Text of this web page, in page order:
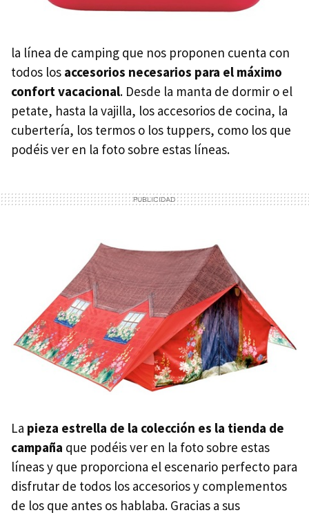
la línea de camping que nos proponen cuenta con
todos los accesorios necesarios para el máximo
confort vacacional. Desde la manta de dormir o el
petate, hasta la vajilla, los accesorios de cocina, la
cubertería, los termos o los tuppers, como los que
podéis ver en la foto sobre estas líneas.
La pieza estrella de la colección es la tienda de
campaña que podéis ver en la foto sobre estas
líneas y que proporciona el escenario perfecto para
disfrutar de todos los accesorios y complementos
de los que antes os hablaba. Gracias a sus